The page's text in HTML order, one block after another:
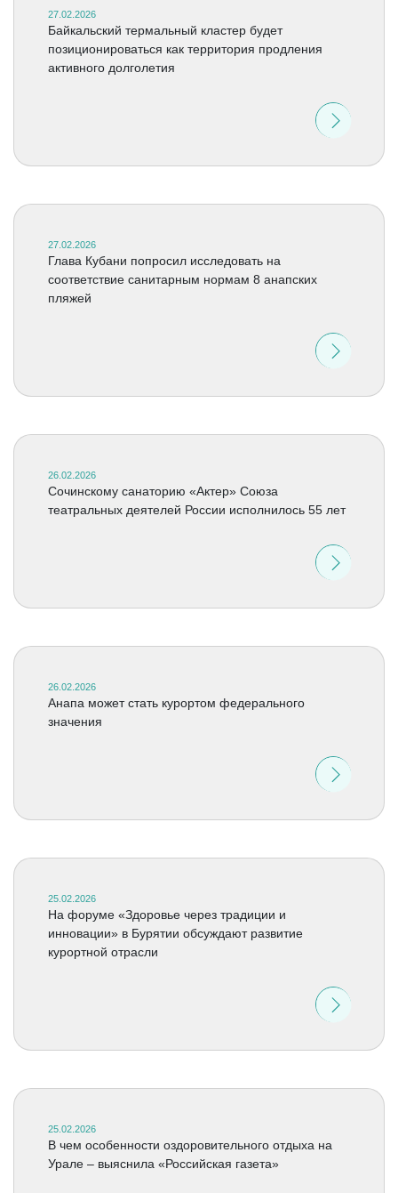
27.02.2026
Байкальский термальный кластер будет
позиционироваться как территория продления
активного долголетия
27.02.2026
Глава Кубани попросил исследовать на
соответствие санитарным нормам 8 анапских
пляжей
26.02.2026
Сочинскому санаторию «Актер» Союза
театральных деятелей России исполнилось 55 лет
26.02.2026
Анапа может стать курортом федерального
значения
25.02.2026
На форуме «Здоровье через традиции и
инновации» в Бурятии обсуждают развитие
курортной отрасли
25.02.2026
В чем особенности оздоровительного отдыха на
Урале – выяснила «Российская газета»